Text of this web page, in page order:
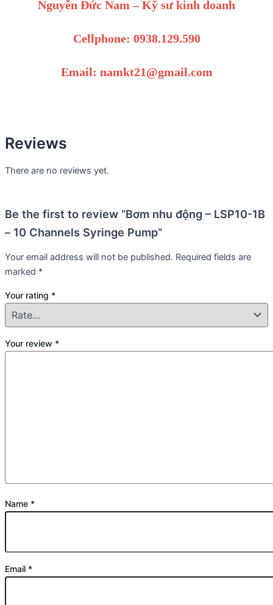
Nguyễn Đức Nam – Kỹ sư kinh doanh
Cellphone: 0938.129.590
Email: namkt21@gmail.com
Reviews
There are no reviews yet.
Be the first to review “Bơm nhu động – LSP10-1B
– 10 Channels Syringe Pump”
Your email address will not be published. Required fields are
marked *
Your rating *
Your review *
Name *
Email *